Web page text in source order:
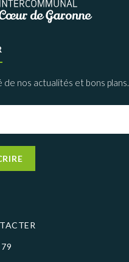
de nos actualités et bons plans.